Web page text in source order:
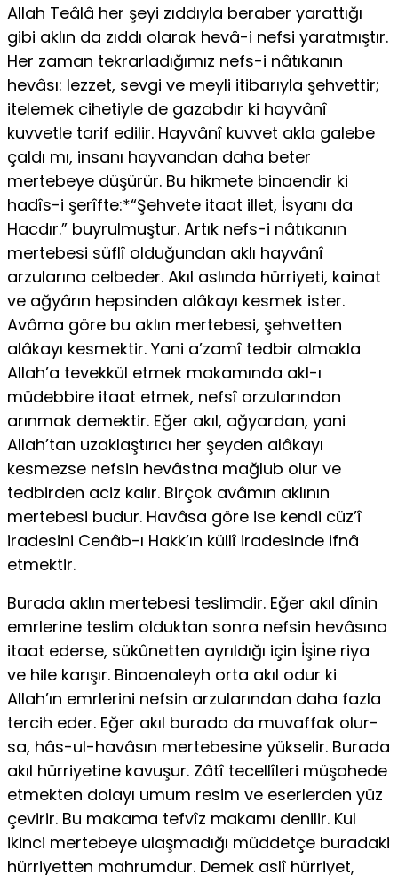
Allah Teâlâ her şeyi zıddıyla beraber yarattığı
gibi aklın da zıddı ola­rak hevâ-i nefsi yaratmıştır.
Her zaman tekrarladığımız nefs-i nâtıkanın
hevâsı: lezzet, sevgi ve meyli itibarıyla şehvettir;
itelemek cihetiyle de gazabdır ki hayvânî
kuvvetle tarif edilir. Hayvânî kuvvet akla galebe
çaldı mı, insanı hayvandan daha beter
mertebeye düşürür. Bu hikmete binaendir ki
hadîs-i şerîfte:*“Şehvete itaat illet, İsyanı da
Hacdır.” buyrulmuştur. Artık nefs-i nâtıkanın
mertebesi süflî olduğundan aklı hayvânî
arzularına celbeder. Akıl aslında hürriyeti, kainat
ve ağyârın hepsinden alâkayı kesmek ister.
Avâma göre bu aklın mertebesi, şehvetten
alâkayı kesmektir. Yani a’zamî tedbir almakla
Allah’a tevekkül etmek makamında akl-ı
müdebbire itaat etmek, nefsî arzularından
arınmak demektir. Eğer akıl, ağyardan, yani
Allah’tan uzak­laştırıcı her şeyden alâkayı
kesmezse nefsin hevâstna mağlub olur ve
tedbirden aciz kalır. Birçok avâmın aklının
mertebesi budur. Havâsa gö­re ise kendi cüz’î
iradesini Cenâb-ı Hakk’ın küllî iradesinde ifnâ
etmek­tir.
Burada aklın mertebesi teslimdir. Eğer akıl dînin
emrlerine teslim ol­duktan sonra nefsin hevâsına
itaat ederse, sükûnetten ayrıldığı için İşine riya
ve hile karışır. Binaenaleyh orta akıl odur ki
Allah’ın emrlerini nefsin arzularından daha fazla
tercih eder. Eğer akıl burada da muvaffak olur­
sa, hâs-ul-havâsın mertebesine yükselir. Burada
akıl hürriyetine kavu­şur. Zâtî tecellîleri müşahede
etmekten dolayı umum resim ve eserler­den yüz
çevirir. Bu makama tefvîz makamı denilir. Kul
ikinci mertebeye ulaşmadığı müddetçe buradaki
hürriyetten mahrumdur. Demek aslî hür­riyet,